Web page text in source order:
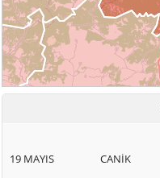
19 MAYIS
CANİK